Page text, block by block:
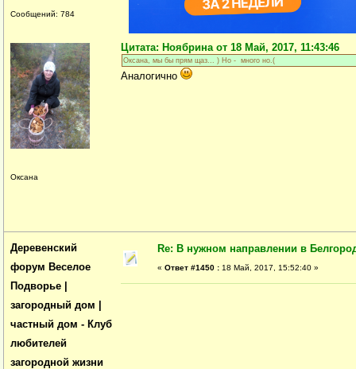
Сообщений: 784
Оксана
Цитата: Ноябрина от 18 Май, 2017, 11:43:46
Оксана, мы бы прям щаз... ) Но - много но.(
Аналогично
Деревенский
форум Веселое
Подворье |
загородный дом |
частный дом - Клуб
любителей
загородной жизни
Re: В нужном направлении в
« Ответ #1450 : 18 Май, 2017, 15:52:40 »